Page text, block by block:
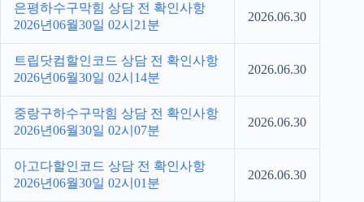
은평하수구막힘 상담 전 확인사항
2026년06월30일 02시21분
2026.06.30
트립닷컴할인코드 상담 전 확인사항
2026년06월30일 02시14분
2026.06.30
중랑구하수구막힘 상담 전 확인사항
2026년06월30일 02시07분
2026.06.30
아고다할인코드 상담 전 확인사항
2026년06월30일 02시01분
2026.06.30